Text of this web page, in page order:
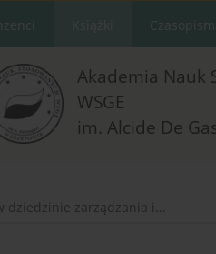
Akademia Nauk
WSGE
im. Alcide De
dziedzinie zarządzania i...